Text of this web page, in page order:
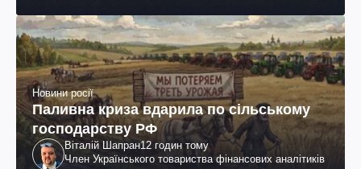
Новини росії
Паливна криза вдарила по сільському
господарству РФ
Віталій Шапран12 годин тому
Член Українського товариства фінансових аналітиків